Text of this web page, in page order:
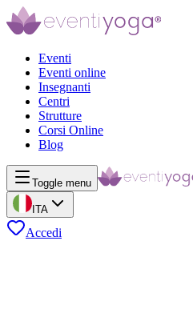
Eventi
Eventi online
Insegnanti
Centri
Strutture
Corsi Online
Blog
Toggle menu
ITA
Accedi